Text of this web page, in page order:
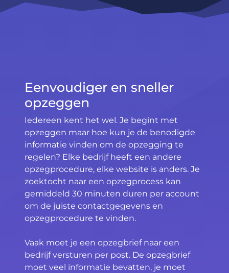
Eenvoudiger en sneller
opzeggen
Iedereen kent het wel. Je begint met
opzeggen maar hoe kun je de benodigde
informatie vinden om de opzegging te
regelen? Elke bedrijf heeft een andere
opzegprocedure, elke website is anders. Je
zoektocht naar een opzegprocess kan
gemiddeld 30 minuten duren per account
om de juiste contactgegevens en
opzegprocedure te vinden.
Vaak moet je een opzegbrief naar een
bedrijf versturen per post. De opzegbrief
moet veel informatie bevatten, je moet